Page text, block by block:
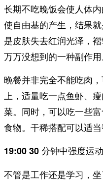
长期不吃晚饭会使人体
使自由基的产生，结果
是皮肤失去红润光泽，
万万没想到的一种副作用
晚餐并非完全不能吃肉
上，适量吃一点鱼虾、
菜。同时，可以吃一些
食物。干稀搭配可以适当
19:00 30 分钟中强度运动
不管是工作还是学习，